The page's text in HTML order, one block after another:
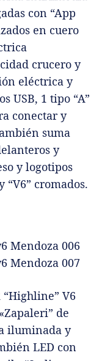
con “App
en cuero
crucero y
eléctrica y
USB, 1 tipo “A”
conectar y
suma
y
y logotipos
“V6” cromados.
V6
de
iluminada y
LED con